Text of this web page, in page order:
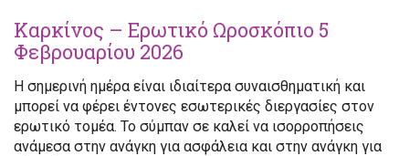
Καρκίνος – Ερωτικό Ωροσκόπιο 5
Φεβρουαρίου 2026
Η σημερινή ημέρα είναι ιδιαίτερα συναισθηματική και
μπορεί να φέρει έντονες εσωτερικές διεργασίες στον
ερωτικό τομέα. Το σύμπαν σε καλεί να ισορροπήσεις
ανάμεσα στην ανάγκη για ασφάλεια και στην ανάγκη για